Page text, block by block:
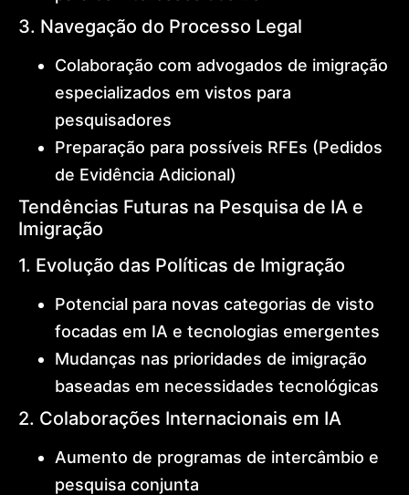
3. Navegação do Processo Legal
Colaboração com advogados de imigração
especializados em vistos para
pesquisadores
Preparação para possíveis RFEs (Pedidos
de Evidência Adicional)
Tendências Futuras na Pesquisa de IA e
Imigração
1. Evolução das Políticas de Imigração
Potencial para novas categorias de visto
focadas em IA e tecnologias emergentes
Mudanças nas prioridades de imigração
baseadas em necessidades tecnológicas
2. Colaborações Internacionais em IA
Aumento de programas de intercâmbio e
pesquisa conjunta